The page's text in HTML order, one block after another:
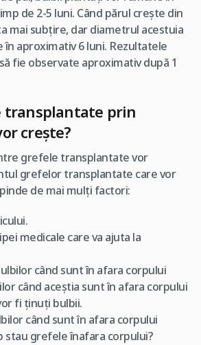
de 2-5 luni. Când părul crește din
mai subțire, dar diametrul acestuia
în aproximativ 6 luni. Rezultatele
fie observate aproximativ după 1
transplantate prin
crește?
grefele transplantate vor
grefelor transplantate care vor
de mai mulți factori:
medicale care va ajuta la
când sunt în afara corpului
când aceștia sunt în afara corpului
fi ținuți bulbii.
când sunt în afara corpului
stau grefele înafara corpului?